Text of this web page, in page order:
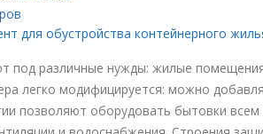
для обустройства контейнерного
под различные нужды: жилые
легко модифицируется: можно
позволяют оборудовать бытовки